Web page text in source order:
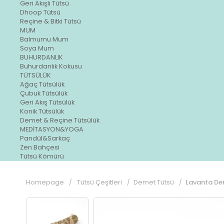
Geri Akışlı Tütsü
Dhoop Tütsü
Reçine & Bitki Tütsü
MUM
Balmumu Mum
Soya Mum
BUHURDANLIK
Buhurdanlık Kokusu
TÜTSÜLÜK
Ağaç Tütsülük
Çubuk Tütsülük
Geri Akış Tütsülük
Konik Tütsülük
Demet & Reçine Tütsülük
MEDİTASYON&YOGA
Pandül&Sarkaç
Zen Bahçesi
Tütsü Kömürü
Homepage Tütsü Çeşitleri Demet Tütsü Lavanta